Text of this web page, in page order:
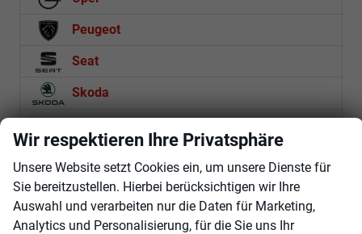
Peugeot
Seat
Skoda
Volkswagen
Volvo
Wir respektieren Ihre Privatsphäre
Unsere Website setzt Cookies ein, um unsere Dienste für
Sie bereitzustellen. Hierbei berücksichtigen wir Ihre
Auswahl und verarbeiten nur die Daten für Marketing,
Analytics und Personalisierung, für die Sie uns Ihr